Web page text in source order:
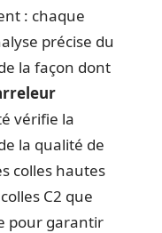
: chaque
précise du
la façon dont
vérifie la
la qualité de
colles hautes
C2 que
pour garantir